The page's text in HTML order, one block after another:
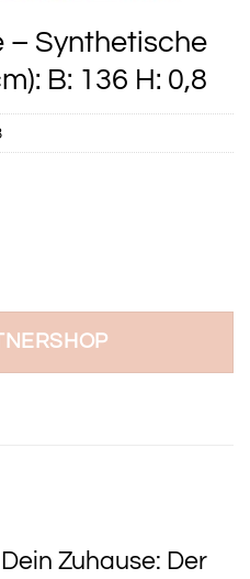
– Synthetische
B: 136 H: 0,8
Zuhause: Der